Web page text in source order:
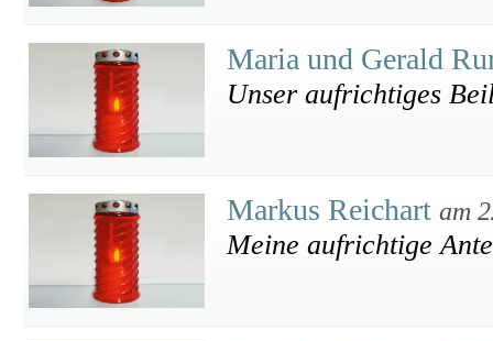
Maria und Gerald
Unser aufrichtiges
Markus Reichart am
Meine aufrichtige